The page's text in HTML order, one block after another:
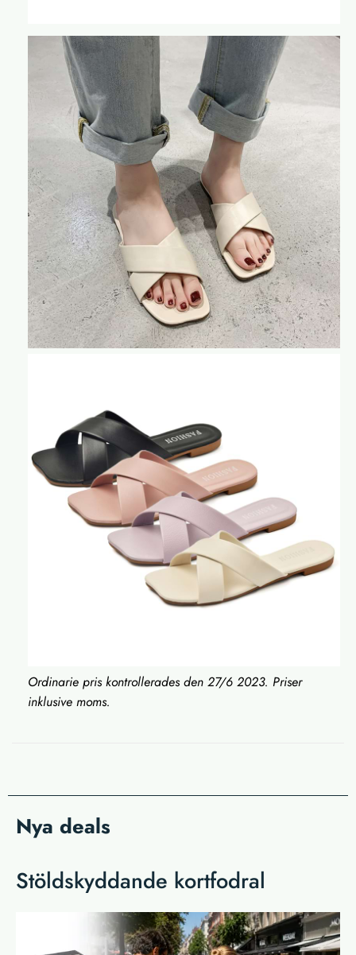
Ordinarie pris kontrollerades den 27/6 2023. Priser
inklusive moms.
Nya deals
Stöldskyddande kortfodral